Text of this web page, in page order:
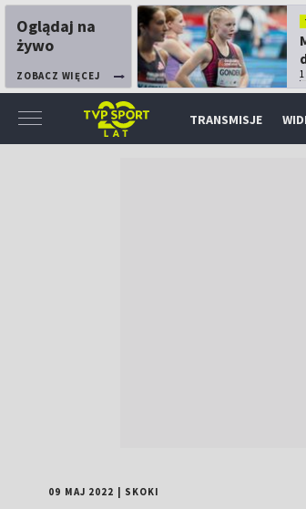
Oglądaj na
żywo
ZOBACZ WIĘCEJ
TRANSMISJE
09 MAJ 2022 SKOKI